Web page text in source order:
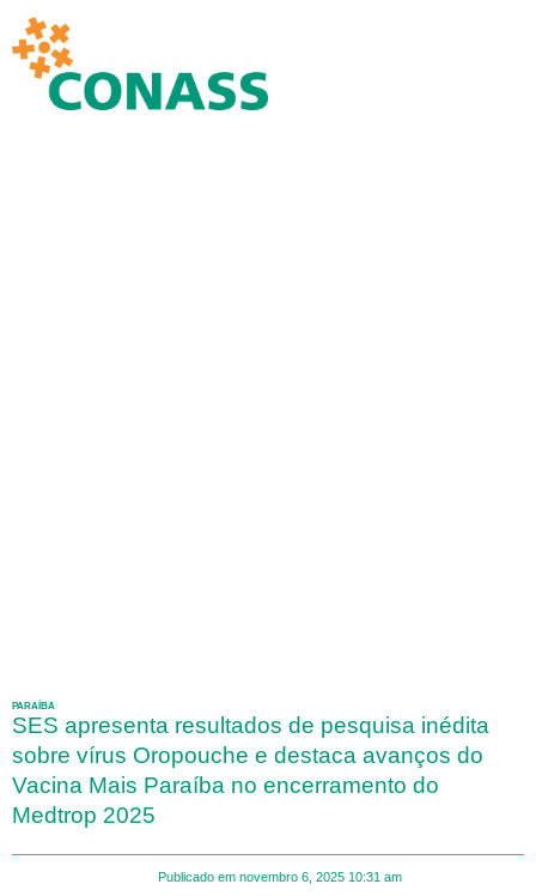
PARAÍBA
SES apresenta resultados de pesquisa inédita
sobre vírus Oropouche e destaca avanços do
Vacina Mais Paraíba no encerramento do
Medtrop 2025
Publicado em novembro 6, 2025 10:31 am